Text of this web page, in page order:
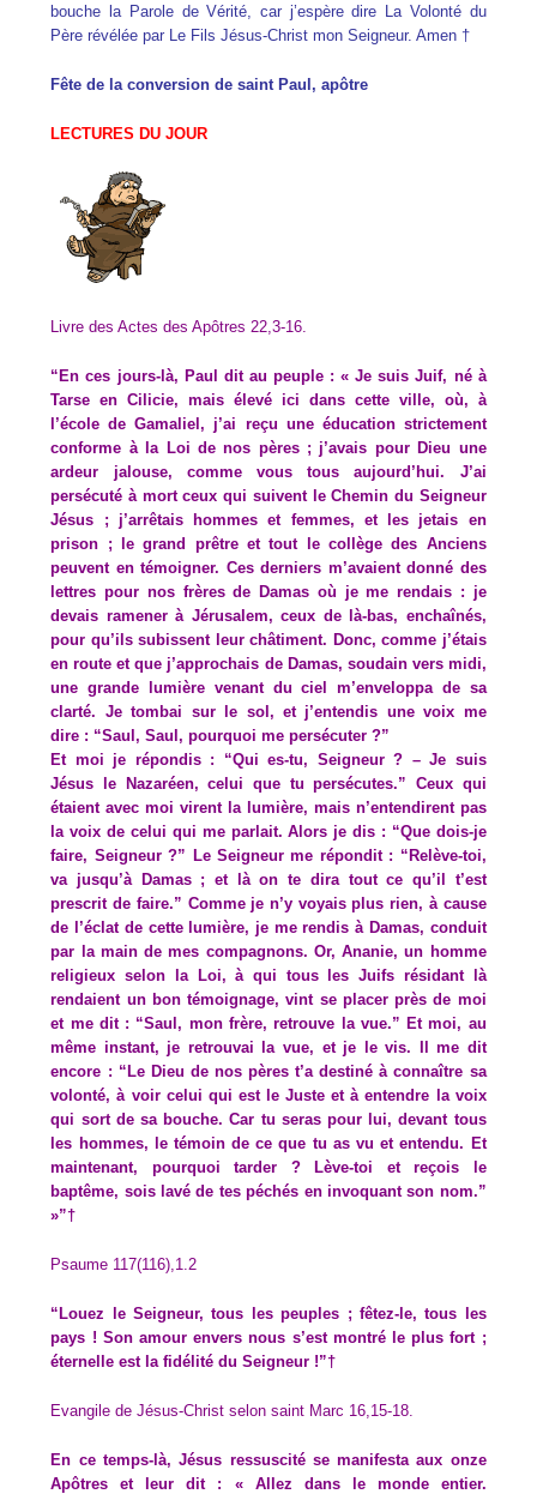
bouche la Parole de Vérité, car j’espère dire La Volonté du
Père révélée par Le Fils Jésus-Christ mon Seigneur. Amen †
Fête de la conversion de saint Paul, apôtre
LECTURES DU JOUR
Livre des Actes des Apôtres 22,3-16.
“En ces jours-là, Paul dit au peuple : « Je suis Juif, né à
Tarse en Cilicie, mais élevé ici dans cette ville, où, à
l’école de Gamaliel, j’ai reçu une éducation strictement
conforme à la Loi de nos pères ; j’avais pour Dieu une
ardeur jalouse, comme vous tous aujourd’hui. J’ai
persécuté à mort ceux qui suivent le Chemin du Seigneur
Jésus ; j’arrêtais hommes et femmes, et les jetais en
prison ; le grand prêtre et tout le collège des Anciens
peuvent en témoigner. Ces derniers m’avaient donné des
lettres pour nos frères de Damas où je me rendais : je
devais ramener à Jérusalem, ceux de là-bas, enchaînés,
pour qu’ils subissent leur châtiment. Donc, comme j’étais
en route et que j’approchais de Damas, soudain vers midi,
une grande lumière venant du ciel m’enveloppa de sa
clarté. Je tombai sur le sol, et j’entendis une voix me
dire : “Saul, Saul, pourquoi me persécuter ?”
Et moi je répondis : “Qui es-tu, Seigneur ? – Je suis
Jésus le Nazaréen, celui que tu persécutes.” Ceux qui
étaient avec moi virent la lumière, mais n’entendirent pas
la voix de celui qui me parlait. Alors je dis : “Que dois-je
faire, Seigneur ?” Le Seigneur me répondit : “Relève-toi,
va jusqu’à Damas ; et là on te dira tout ce qu’il t’est
prescrit de faire.” Comme je n’y voyais plus rien, à cause
de l’éclat de cette lumière, je me rendis à Damas, conduit
par la main de mes compagnons. Or, Ananie, un homme
religieux selon la Loi, à qui tous les Juifs résidant là
rendaient un bon témoignage, vint se placer près de moi
et me dit : “Saul, mon frère, retrouve la vue.” Et moi, au
même instant, je retrouvai la vue, et je le vis. Il me dit
encore : “Le Dieu de nos pères t’a destiné à connaître sa
volonté, à voir celui qui est le Juste et à entendre la voix
qui sort de sa bouche. Car tu seras pour lui, devant tous
les hommes, le témoin de ce que tu as vu et entendu. Et
maintenant, pourquoi tarder ? Lève-toi et reçois le
baptême, sois lavé de tes péchés en invoquant son nom.”
»”†
Psaume 117(116),1.2
“Louez le Seigneur, tous les peuples ; fêtez-le, tous les
pays ! Son amour envers nous s’est montré le plus fort ;
éternelle est la fidélité du Seigneur !”†
Evangile de Jésus-Christ selon saint Marc 16,15-18.
En ce temps-là, Jésus ressuscité se manifesta aux onze
Apôtres et leur dit : « Allez dans le monde entier.